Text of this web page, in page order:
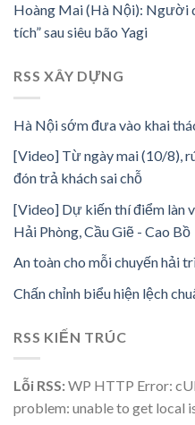
Hoàng Mai (Hà Nội): Người
tích” sau siêu bão Yagi
RSS XÂY DỰNG
Hà Nội sớm đưa vào khai
[Video] Từ ngày mai (10/8),
đón trả khách sai chỗ
[Video] Dự kiến thí điểm làn
Hải Phòng, Cầu Giẽ - Cao Bồ
An toàn cho mỗi chuyến hải
Chấn chỉnh biểu hiện lệch
RSS KIẾN TRÚC
Lỗi RSS:WP HTTP Error:
problem: unable to get local